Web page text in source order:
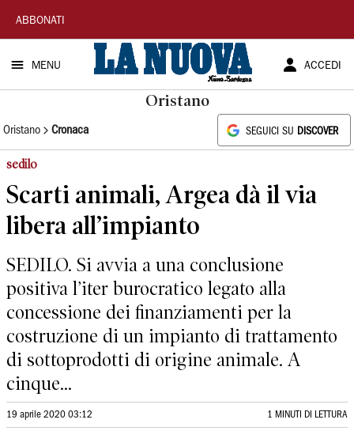
La
Nuova
Sardegna
ABBONATI
MENU ACCEDI
Oristano
Oristano Cronaca SEGUICI SU DISCOVER
sedilo
Scarti animali, Argea dà il via
libera all’impianto
SEDILO. Si avvia a una conclusione
positiva l’iter burocratico legato alla
concessione dei finanziamenti per la
costruzione di un impianto di trattamento
di sottoprodotti di origine animale. A
cinque...
19 aprile 2020 03:12 1 MINUTI DI LETTURA